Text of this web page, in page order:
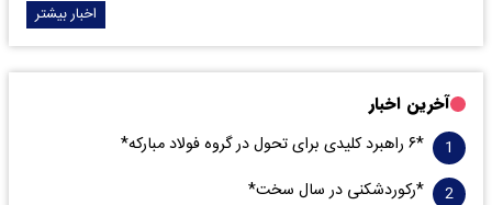
اخبار بیشتر
آخرین اخبار
*۶ راهبرد کلیدی برای تحول در گروه فولاد مبارکه*
*رکوردشکنی در سال سخت*